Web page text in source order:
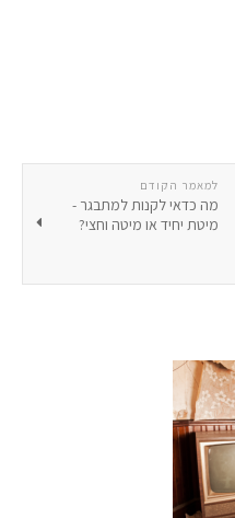
למאמר הקודם
מה כדאי לקנות למתבגר -
מיטת יחיד או מיטה וחצי?